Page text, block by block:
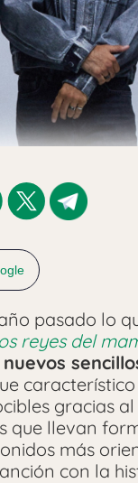
pasado lo
reyes del
gracias
que llevan
más
con la